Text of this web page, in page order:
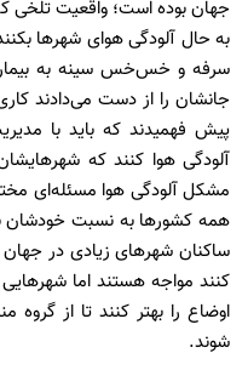
جهان بوده است؛ واقعیت تلخی
به حال آلودگی هوای شهرها
سرفه و خس‌خس سینه به
جانشان را از دست می‌دادند
پیش فهمیدند که باید با
آلودگی هوا کنند که
مشکل آلودگی هوا مسئله‌ای
همه کشورها به نسبت خودشان
ساکنان شهرهای زیادی در جهان
کنند مواجه هستند اما
اوضاع را بهتر کنند تا از
شوند.